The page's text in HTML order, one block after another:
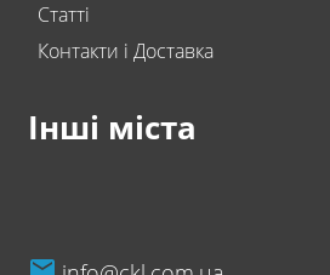
Статті
Контакти і Доставка
Інші міста